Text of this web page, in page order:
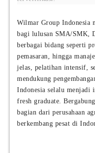
Wilmar Group Indonesia
bagi lulusan SMA/SMK,
berbagai bidang seperti
pemasaran, hingga
jelas, pelatihan intensif,
mendukung
Indonesia selalu menjadi
fresh graduate.
bagian dari perusahaan
berkembang pesat di